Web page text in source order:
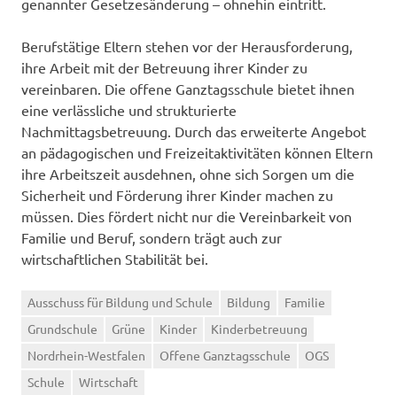
genannter Gesetzesänderung – ohnehin eintritt.
Berufstätige Eltern stehen vor der Herausforderung,
ihre Arbeit mit der Betreuung ihrer Kinder zu
vereinbaren. Die offene Ganztagsschule bietet ihnen
eine verlässliche und strukturierte
Nachmittagsbetreuung. Durch das erweiterte Angebot
an pädagogischen und Freizeitaktivitäten können Eltern
ihre Arbeitszeit ausdehnen, ohne sich Sorgen um die
Sicherheit und Förderung ihrer Kinder machen zu
müssen. Dies fördert nicht nur die Vereinbarkeit von
Familie und Beruf, sondern trägt auch zur
wirtschaftlichen Stabilität bei.
Ausschuss für Bildung und Schule Bildung
Familie
Grundschule
Grüne Kinder
Kinderbetreuung
Nordrhein-Westfalen
Offene Ganztagsschule
OGS
Schule
Wirtschaft